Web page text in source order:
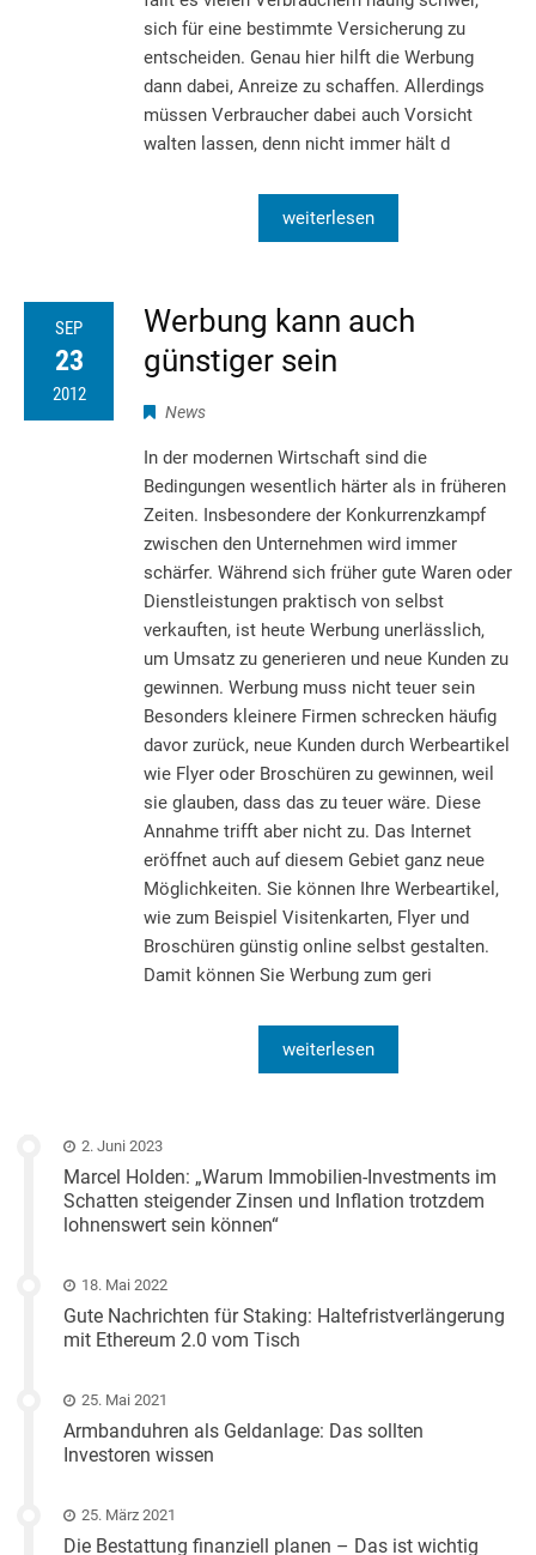
sich für eine bestimmte Versicherung zu
entscheiden. Genau hier hilft die Werbung
dann dabei, Anreize zu schaffen. Allerdings
müssen Verbraucher dabei auch Vorsicht
walten lassen, denn nicht immer hält d
weiterlesen
SEP
23
2012
Werbung kann auch
günstiger sein
News
In der modernen Wirtschaft sind die
Bedingungen wesentlich härter als in früheren
Zeiten. Insbesondere der Konkurrenzkampf
zwischen den Unternehmen wird immer
schärfer. Während sich früher gute Waren oder
Dienstleistungen praktisch von selbst
verkauften, ist heute Werbung unerlässlich,
um Umsatz zu generieren und neue Kunden zu
gewinnen. Werbung muss nicht teuer sein
Besonders kleinere Firmen schrecken häufig
davor zurück, neue Kunden durch Werbeartikel
wie Flyer oder Broschüren zu gewinnen, weil
sie glauben, dass das zu teuer wäre. Diese
Annahme trifft aber nicht zu. Das Internet
eröffnet auch auf diesem Gebiet ganz neue
Möglichkeiten. Sie können Ihre Werbeartikel,
wie zum Beispiel Visitenkarten, Flyer und
Broschüren günstig online selbst gestalten.
Damit können Sie Werbung zum geri
weiterlesen
2. Juni 2023
Marcel Holden: „Warum Immobilien-Investments im
Schatten steigender Zinsen und Inflation trotzdem
lohnenswert sein können“
18. Mai 2022
Gute Nachrichten für Staking: Haltefristverlängerung
mit Ethereum 2.0 vom Tisch
25. Mai 2021
Armbanduhren als Geldanlage: Das sollten
Investoren wissen
25. März 2021
Die Bestattung finanziell planen – Das ist wichtig